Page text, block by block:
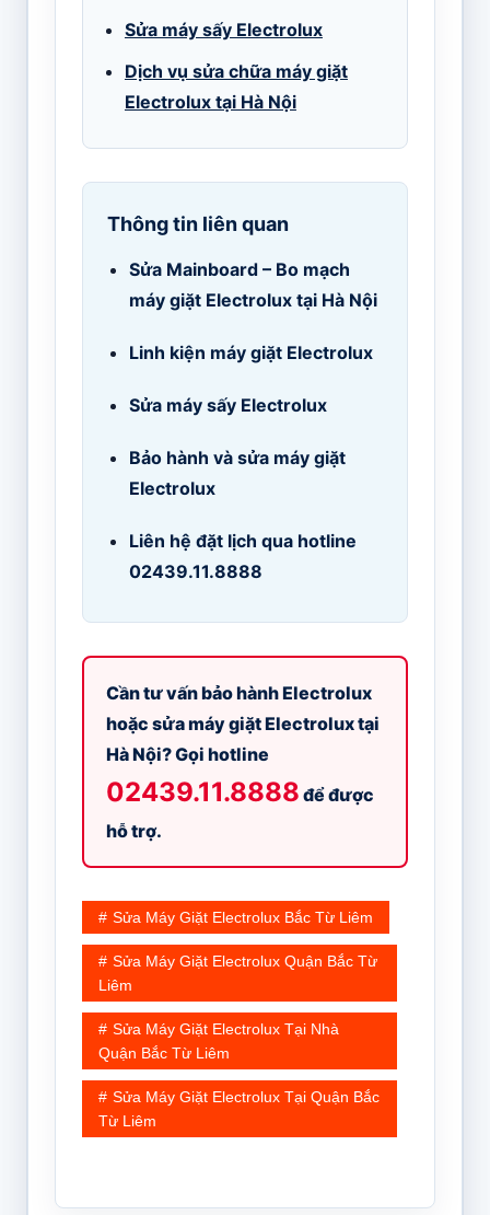
Sửa máy sấy Electrolux
Dịch vụ sửa chữa máy giặt
Electrolux tại Hà Nội
Thông tin liên quan
Sửa Mainboard – Bo mạch
máy giặt Electrolux tại Hà Nội
Linh kiện máy giặt Electrolux
Sửa máy sấy Electrolux
Bảo hành và sửa máy giặt
Electrolux
Liên hệ đặt lịch qua hotline
02439.11.8888
Cần tư vấn bảo hành Electrolux
hoặc sửa máy giặt Electrolux tại
Hà Nội? Gọi hotline
02439.11.8888 để được
hỗ trợ.
Sửa Máy Giặt Electrolux Bắc Từ Liêm
Sửa Máy Giặt Electrolux Quận Bắc Từ
Liêm
Sửa Máy Giặt Electrolux Tại Nhà
Quận Bắc Từ Liêm
Sửa Máy Giặt Electrolux Tại Quận Bắc
Từ Liêm